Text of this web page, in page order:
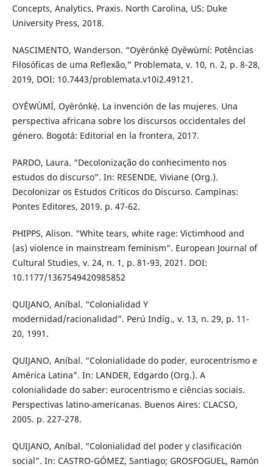
Concepts, Analytics, Praxis. North Carolina, US: Duke
University Press, 2018.
NASCIMENTO, Wanderson. “Oyèrónkẹ́ Oyěwùmí: Potências
Filosóficas de uma Reflexão,” Problemata, v. 10, n. 2, p. 8-28,
2019, DOI: 10.7443/problemata.v10i2.49121.
OYĚWÙMÍ, Oyèrónkẹ́. La invención de las mujeres. Una
perspectiva africana sobre los discursos occidentales del
género. Bogotá: Editorial en la frontera, 2017.
PARDO, Laura. “Decolonização do conhecimento nos
estudos do discurso”. In: RESENDE, Viviane (Org.).
Decolonizar os Estudos Críticos do Discurso. Campinas:
Pontes Editores, 2019. p. 47-62.
PHIPPS, Alison. “White tears, white rage: Victimhood and
(as) violence in mainstream feminism”. European Journal of
Cultural Studies, v. 24, n. 1, p. 81-93, 2021. DOI:
10.1177/1367549420985852
QUIJANO, Aníbal. “Colonialidad Y
modernidad/racionalidad”. Perú Indíg., v. 13, n. 29, p. 11-
20, 1991.
QUIJANO, Aníbal. “Colonialidade do poder, eurocentrismo e
América Latina”. In: LANDER, Edgardo (Org.). A
colonialidade do saber: eurocentrismo e ciências sociais.
Perspectivas latino-americanas. Buenos Aires: CLACSO,
2005. p. 227-278.
QUIJANO, Aníbal. “Colonialidad del poder y clasificación
social”. In: CASTRO-GÓMEZ, Santiago; GROSFOGUEL, Ramón